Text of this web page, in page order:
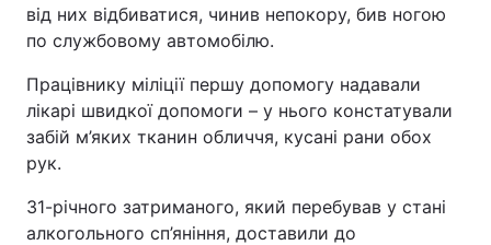
від них відбиватися, чинив непокору, бив ногою
по службовому автомобілю.
Працівнику міліції першу допомогу надавали
лікарі швидкої допомоги – у нього констатували
забій м’яких тканин обличчя, кусані рани обох
рук.
31-річного затриманого, який перебував у стані
алкогольного сп’яніння, доставили до